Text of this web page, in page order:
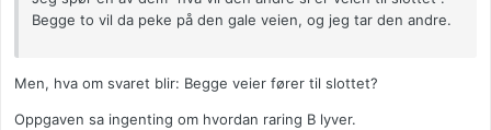
Begge to vil da peke på den gale veien, og jeg tar den andre.
Men, hva om svaret blir: Begge veier fører til slottet?
Oppgaven sa ingenting om hvordan raring B lyver.